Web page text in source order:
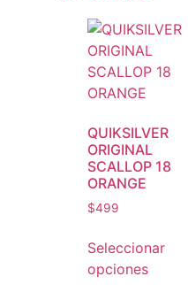
QUIKSILVER
ORIGINAL
SCALLOP 18
ORANGE
$499
Seleccionar
opciones